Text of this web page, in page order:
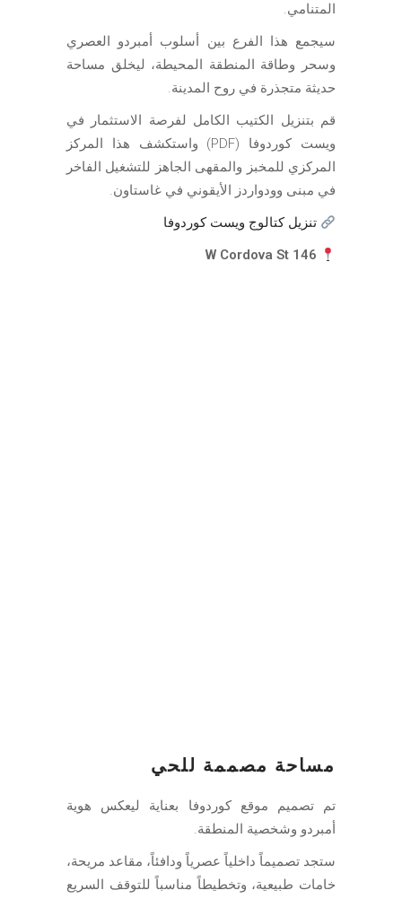
المتنامي.
سيجمع هذا الفرع بين أسلوب أمبردو العصري
وسحر وطاقة المنطقة المحيطة، ليخلق مساحة
حديثة متجذرة في روح المدينة.
قم بتنزيل الكتيب الكامل لفرصة الاستثمار في
ويست كوردوفا (PDF) واستكشف هذا المركز
المركزي للمخبز والمقهى الجاهز للتشغيل الفاخر
في مبنى وودواردز الأيقوني في غاستاون.
تنزيل كتالوج ويست كوردوفا
مساحة مصممة للحي
تم تصميم موقع كوردوفا بعناية ليعكس هوية
أمبردو وشخصية المنطقة.
ستجد تصميماً داخلياً عصرياً ودافئاً، مقاعد مريحة،
خامات طبيعية، وتخطيطاً مناسباً للتوقف السريع